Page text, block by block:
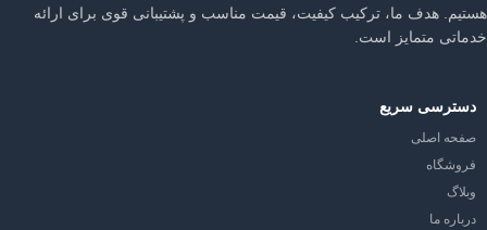
هستیم. هدف ما، ترکیب کیفیت، قیمت مناسب و پشتیبانی قوی برای ارائه
خدماتی متمایز است.
دسترسی سریع
صفحه اصلی
فروشگاه
وبلاگ
درباره ما